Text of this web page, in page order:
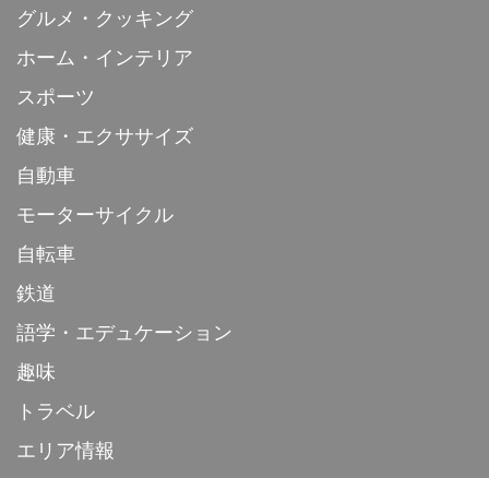
グルメ・クッキング
ホーム・インテリア
スポーツ
健康・エクササイズ
自動車
モーターサイクル
自転車
鉄道
語学・エデュケーション
趣味
トラベル
エリア情報